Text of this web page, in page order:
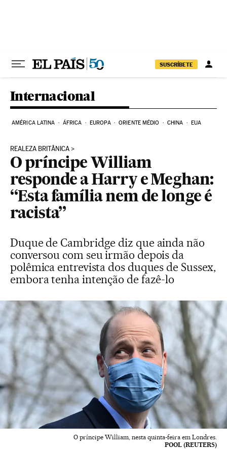
SUSCRÍBETE
Internacional
AMÉRICA LATINA ÁFRICA EUROPA ORIENTE MÉDIO CHINA EUA
REALEZA BRITÂNICA
O príncipe William
responde a Harry e Meghan:
“Esta família nem de longe é
racista”
Duque de Cambridge diz que ainda não
conversou com seu irmão depois da
polêmica entrevista dos duques de Sussex,
embora tenha intenção de fazê-lo
O príncipe William, nesta quinta-feira em Londres.
POOL (REUTERS)